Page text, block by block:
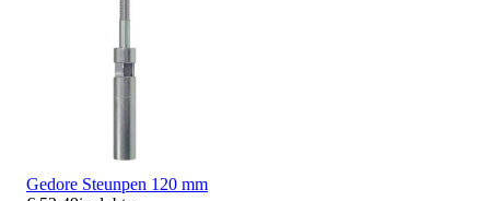
Gedore Steunpen 120 mm